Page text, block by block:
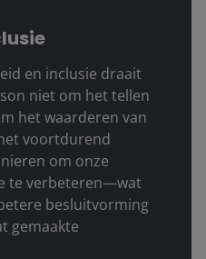
en inclusie draait
niet om het tellen
het waarderen van
voortdurend
om onze
te verbeteren—wat
besluitvorming
gemaakte